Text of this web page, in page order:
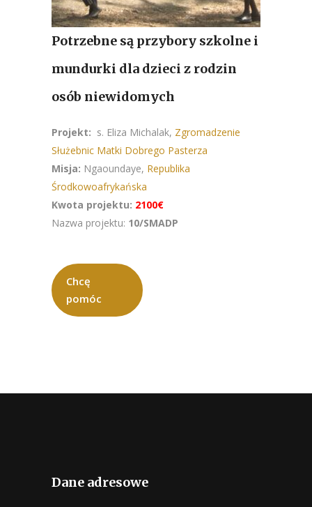
Potrzebne są przybory szkolne i
mundurki dla dzieci z rodzin
osób niewidomych
Projekt: s. Eliza Michalak, Zgromadzenie
Służebnic Matki Dobrego Pasterza
Misja: Ngaoundaye, Republika
Środkowoafrykańska
Kwota projektu: 2100€
Nazwa projektu: 10/SMADP
Chcę
pomóc
Dane adresowe